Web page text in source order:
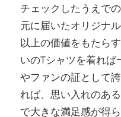
チェックしたうえで
元に届いたオリジナ
以上の価値をもたら
いのTシャツを着れ
やファンの証として
れば、思い入れのあ
で大きな満足感が得ら